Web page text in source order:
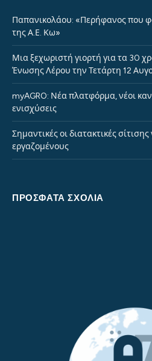
Παπανικολάου: «Περήφανος που
της Α.Ε. Κω»
Μια ξεχωριστή γιορτή για τα 30
Ένωσης Λέρου την Τετάρτη 12
myAGRO: Νέα πλατφόρμα, νέοι
ενισχύσεις
Σημαντικές οι διατακτικές
εργαζομένους
ΠΡΌΣΦΑΤΑ ΣΧΌΛΙΑ